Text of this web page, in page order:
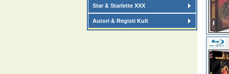
Star & Starlette XXX
Autori & Registi Kult